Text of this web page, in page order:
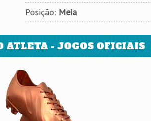
Posição: Meia
ATLETA - JOGOS OFICIAIS